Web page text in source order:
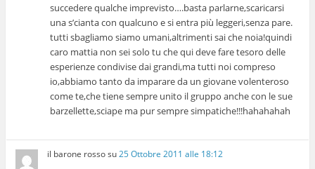
succedere qualche imprevisto….basta parlarne,scaricarsi
una s’cianta con qualcuno e si entra più leggeri,senza pare.
tutti sbagliamo siamo umani,altrimenti sai che noia!quindi
caro mattia non sei solo tu che qui deve fare tesoro delle
esperienze condivise dai grandi,ma tutti noi compreso
io,abbiamo tanto da imparare da un giovane volenteroso
come te,che tiene sempre unito il gruppo anche con le sue
barzellette,sciape ma pur sempre simpatiche!!!hahahahah
il barone rossosu25 Ottobre 2011 alle 18:12